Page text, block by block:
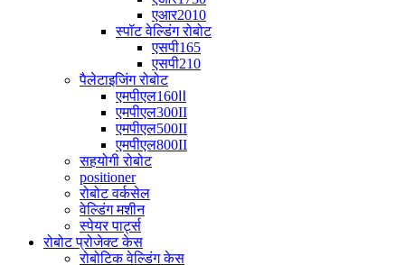
एआर2010
स्पॉट वेल्डिंग रोबोट
एसपी165
एसपी210
पैलेटाइजिंग रोबोट
एमपीएल160Ⅱ
एमपीएल300II
एमपीएल500II
एमपीएल800II
सहयोगी रोबोट
positioner
रोबोट वर्कसेल
वेल्डिंग मशीन
स्पेयर पार्ट्स
रोबोट प्रोजेक्ट केस
रोबोटिक वेल्डिंग केस